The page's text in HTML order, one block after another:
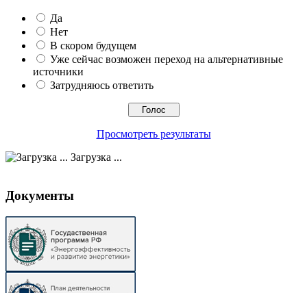
Да
Нет
В скором будущем
Уже сейчас возможен переход на альтернативные
источники
Затрудняюсь ответить
Просмотреть результаты
Загрузка ...
Документы